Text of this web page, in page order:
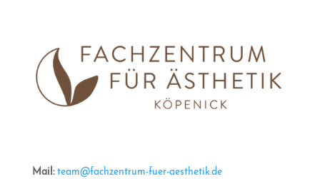
Mail: team@fachzentrum-fuer-aesthetik.de